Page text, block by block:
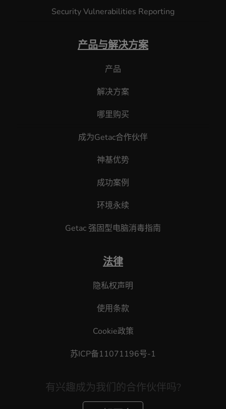
Security Vulnerabilities Reporting
产品与解决方案
产品
解决方案
哪里购买
成为Getac合作伙伴
神基优势
成功案例
环境永续
Getac 强固型电脑消毒指南
法律
隐私权声明
使用条款
Cookie政策
苏ICP备11071196号-1
有兴趣成为我们的合作伙伴吗?